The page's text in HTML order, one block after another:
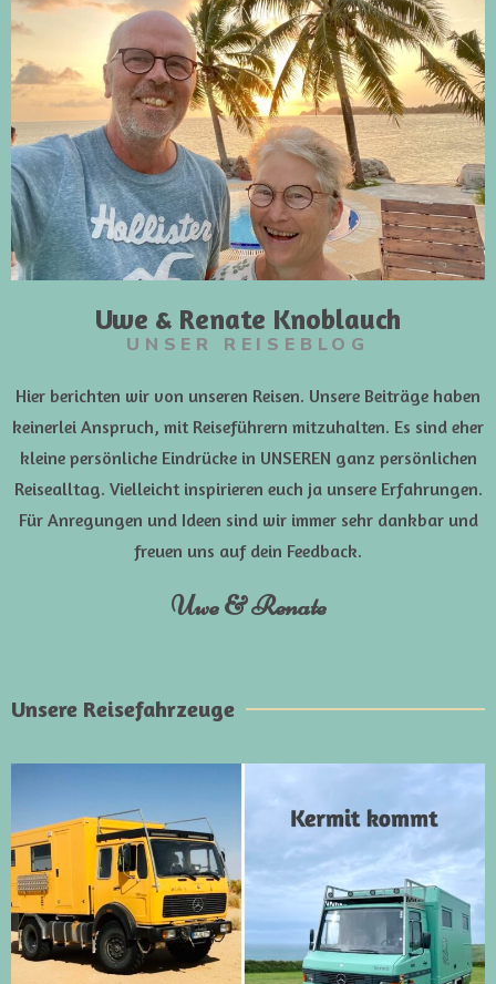
Uwe & Renate Knoblauch
UNSER REISEBLOG
Hier berichten wir von unseren Reisen. Unsere Beiträge haben
keinerlei Anspruch, mit Reiseführern mitzuhalten. Es sind eher
kleine persönliche Eindrücke in UNSEREN ganz persönlichen
Reisealltag. Vielleicht inspirieren euch ja unsere Erfahrungen.
Für Anregungen und Ideen sind wir immer sehr dankbar und
freuen uns auf dein Feedback.
Uwe & Renate
Unsere Reisefahrzeuge